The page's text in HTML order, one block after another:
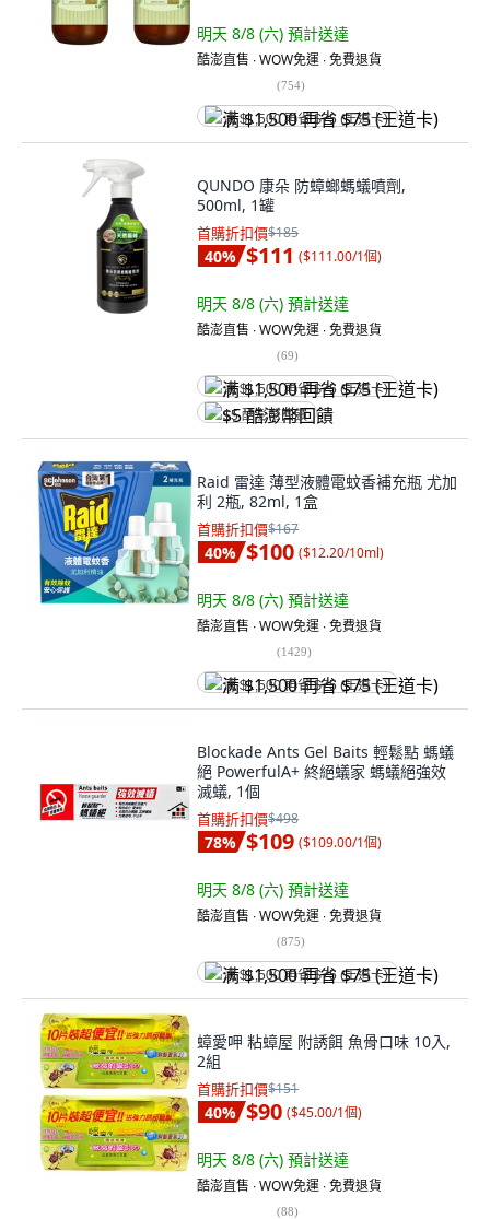
明天 8/8 (六) 預計送達
酷澎直售 ∙ WOW免運 ∙ 免費退貨
(754)
满 $1,500 再省 $75 (王道卡)
QUNDO 康朵 防蟑螂螞蟻噴劑,
500ml, 1罐
首購折扣價$185
40% $111 ($111.00/1個)
明天 8/8 (六) 預計送達
酷澎直售 ∙ WOW免運 ∙ 免費退貨
(69)
满 $1,500 再省 $75 (王道卡)
$5 酷澎幣回饋
Raid 雷達 薄型液體電蚊香補充瓶 尤加
利 2瓶, 82ml, 1盒
首購折扣價$167
40% $100 ($12.20/10ml)
明天 8/8 (六) 預計送達
酷澎直售 ∙ WOW免運 ∙ 免費退貨
(1429)
满 $1,500 再省 $75 (王道卡)
Blockade Ants Gel Baits 輕鬆點 螞蟻
絕 PowerfulA+ 終絕蟻家 螞蟻絕強效
滅蟻, 1個
首購折扣價$498
78% $109 ($109.00/1個)
明天 8/8 (六) 預計送達
酷澎直售 ∙ WOW免運 ∙ 免費退貨
(875)
满 $1,500 再省 $75 (王道卡)
蟑愛呷 粘蟑屋 附誘餌 魚骨口味 10入,
2組
首購折扣價$151
40% $90 ($45.00/1個)
明天 8/8 (六) 預計送達
酷澎直售 ∙ WOW免運 ∙ 免費退貨
(88)